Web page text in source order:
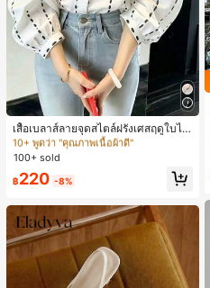
เสื้อเบลาส์ลายจุดสไตล์ฝรั่งเศสฤดูใบไม้
ร่วง, ทรงเข้ารูป, แขนยาวคอวี, สไตล์ให
ม่ฤดูใบไม้ผลิ, ป้องกันแสงแดด, ใส่ไป
#2 ขายดี
ใน นุ่มและน้ำหนักเบา เสื้อสตรี เสื้อเบลาส์ & Tee
10+ พูดว่า "คุณภาพเนื้อผ้าดี"
#2 ขายดี
10+ พูดว่า "คุณภาพเนื้อผ้าดี"
#2 ขายดี
10+ พูดว่า "คุณภาพเนื้อผ้าดี"
#2 ขายดี
ใน นุ่มและน้ำหนักเบา เสื้อสตรี เสื้อเบลาส์ & Tee
100+ sold
฿220 -8%